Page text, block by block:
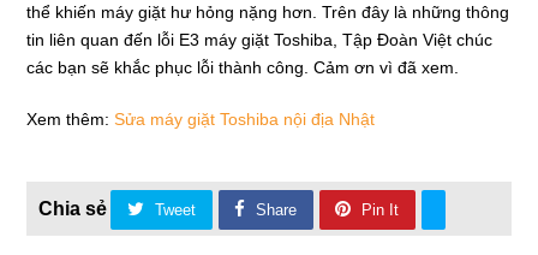
thể khiến máy giặt hư hỏng nặng hơn. Trên đây là những thông
tin liên quan đến lỗi E3 máy giặt Toshiba, Tập Đoàn Việt chúc
các bạn sẽ khắc phục lỗi thành công. Cảm ơn vì đã xem.
Xem thêm:Sửa máy giặt Toshiba nội địa Nhật
Tweet Share Pin It